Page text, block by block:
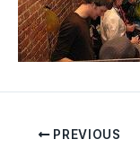
PREVIOUS